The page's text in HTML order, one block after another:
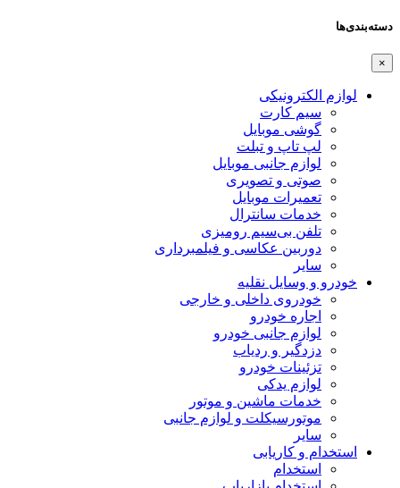
دسته‌بندی‌ها
×
لوازم الکترونیکی
سیم کارت
گوشی موبایل
لپ تاپ و تبلت
لوازم جانبی موبایل
صوتی و تصویری
تعمیرات موبایل
خدمات سانترال
تلفن بی‌سیم رومیزی
دوربین عکاسی و فیلمبرداری
سایر
خودرو و وسایل نقلیه
خودروی داخلی و خارجی
اجاره خودرو
لوازم جانبی خودرو
دزدگیر و ردیاب
تزئینات خودرو
لوازم یدکی
خدمات ماشین و موتور
موتورسیکلت و لوازم جانبی
سایر
استخدام و کاریابی
استخدام